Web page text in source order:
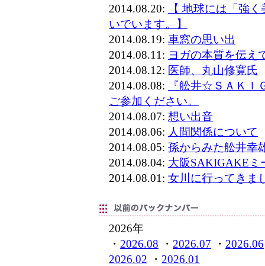
2014.08.20:
【 地球には「強
いでいます。】
2014.08.19: 車窓の思い出
2014.08.11: ヨガの本質を伝え
2014.08.12: 医師、丸山修寛氏
2014.08.08:
『舩井☆ＳＡＫＩ
ご参加ください。
2014.08.07: 想い出音
2014.08.06: 人間関係について
2014.08.05: 孫からみた舩井幸
2014.08.04: 大阪SAKIGAKEミ
2014.08.01: 女川に行ってきま
2026年
・ 2026.08 ・ 2026.07 ・ 2026.06
2026.02 ・ 2026.01